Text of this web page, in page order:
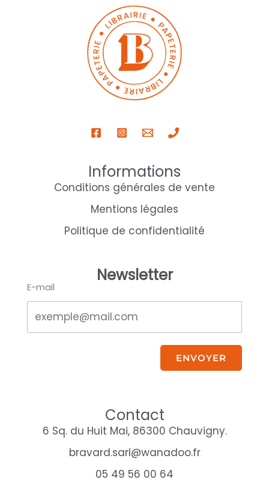
Informations
Conditions générales de vente
Mentions légales
Politique de confidentialité
Newsletter
E-mail
ENVOYER
Contact
6 Sq. du Huit Mai, 86300 Chauvigny.
bravard.sarl@wanadoo.fr
05 49 56 00 64